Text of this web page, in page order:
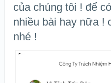
của chúng tôi ! để
nhiều bài hay nữa !
nhé !